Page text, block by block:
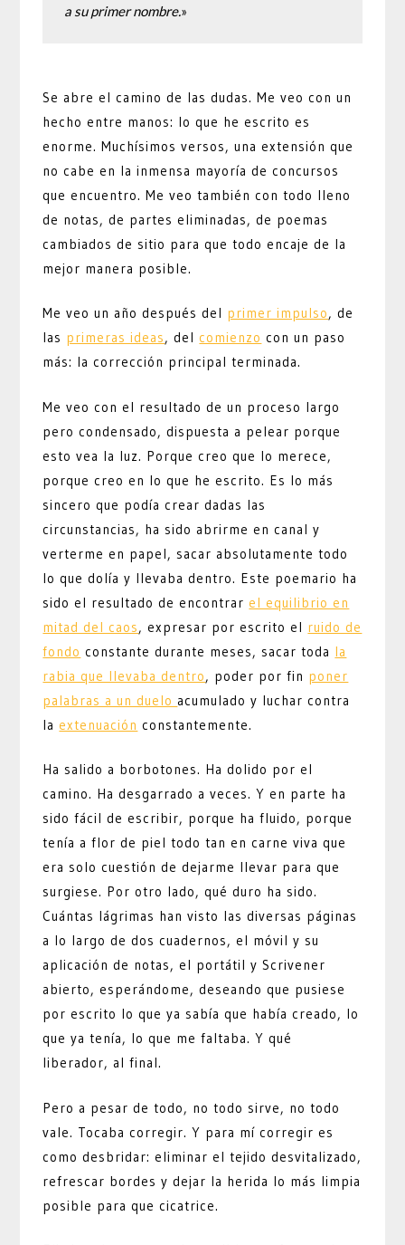
a su primer nombre.»
Se abre el camino de las dudas. Me veo con un
hecho entre manos: lo que he escrito es
enorme. Muchísimos versos, una extensión que
no cabe en la inmensa mayoría de concursos
que encuentro. Me veo también con todo lleno
de notas, de partes eliminadas, de poemas
cambiados de sitio para que todo encaje de la
mejor manera posible.
Me veo un año después del primer impulso, de
las primeras ideas, del comienzo con un paso
más: la corrección principal terminada.
Me veo con el resultado de un proceso largo
pero condensado, dispuesta a pelear porque
esto vea la luz. Porque creo que lo merece,
porque creo en lo que he escrito. Es lo más
sincero que podía crear dadas las
circunstancias, ha sido abrirme en canal y
verterme en papel, sacar absolutamente todo
lo que dolía y llevaba dentro. Este poemario ha
sido el resultado de encontrar el equilibrio en
mitad del caos, expresar por escrito el ruido de
fondo constante durante meses, sacar toda la
rabia que llevaba dentro, poder por fin poner
palabras a un dueloacumulado y luchar contra
la extenuación constantemente.
Ha salido a borbotones. Ha dolido por el
camino. Ha desgarrado a veces. Y en parte ha
sido fácil de escribir, porque ha fluido, porque
tenía a flor de piel todo tan en carne viva que
era solo cuestión de dejarme llevar para que
surgiese. Por otro lado, qué duro ha sido.
Cuántas lágrimas han visto las diversas páginas
a lo largo de dos cuadernos, el móvil y su
aplicación de notas, el portátil y Scrivener
abierto, esperándome, deseando que pusiese
por escrito lo que ya sabía que había creado, lo
que ya tenía, lo que me faltaba. Y qué
liberador, al final.
Pero a pesar de todo, no todo sirve, no todo
vale. Tocaba corregir. Y para mí corregir es
como desbridar: eliminar el tejido desvitalizado,
refrescar bordes y dejar la herida lo más limpia
posible para que cicatrice.